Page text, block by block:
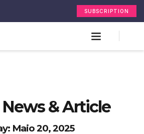
SUBSCRIPTION
& Article
Maio 20, 2025